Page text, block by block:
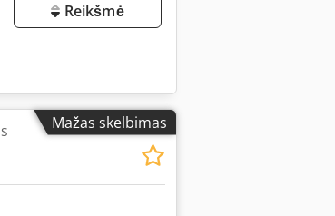
Reikšmė
Mažas skelbimas